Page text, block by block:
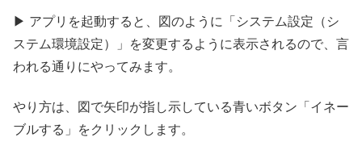
▶︎ アプリを起動すると、図のように「システム設定（シ
ステム環境設定）」を変更するように表示されるので、言
われる通りにやってみます。
やり方は、図で矢印が指し示している青いボタン「イネー
ブルする」をクリックします。